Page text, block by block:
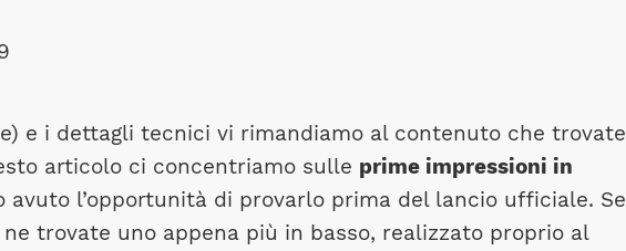
e i dettagli tecnici vi rimandiamo al contenuto che trovate
articolo ci concentriamo sulle prime impressioni in
avuto l’opportunità di provarlo prima del lancio ufficiale. Se
trovate uno appena più in basso, realizzato proprio al